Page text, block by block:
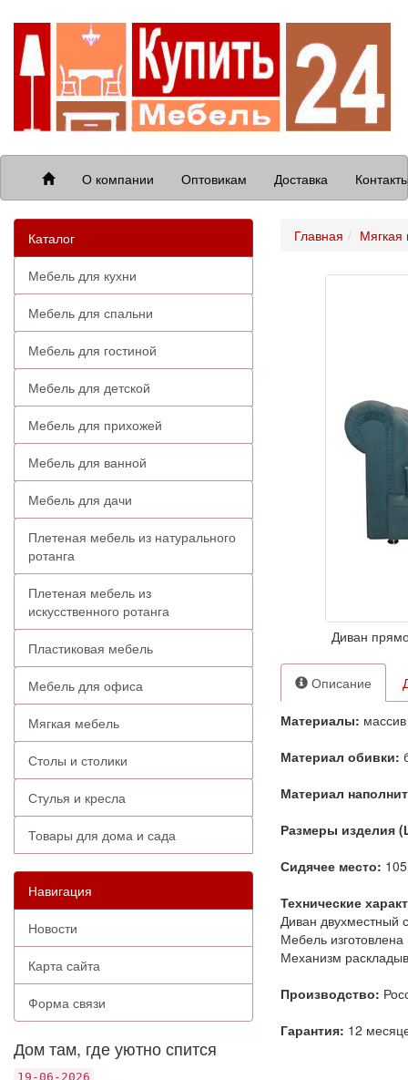
О компании Оптовикам Доставка
Каталог
Мебель для кухни
Мебель для спальни
Мебель для гостиной
Мебель для детской
Мебель для прихожей
Мебель для ванной
Мебель для дачи
Плетеная мебель из натурального
ротанга
Плетеная мебель из
искусственного ротанга
Пластиковая мебель
Мебель для офиса
Мягкая мебель
Столы и столики
Стулья и кресла
Товары для дома и сада
Навигация
Новости
Карта сайта
Форма связи
Дом там, где уютно спится
19-06-2026
Главная Мягкая
Диван
Описание
Материалы:
Материал обивки:
Материал
Размеры изделия
Сидячее место:
Технические
Диван двухместный
Мебель
Механизм
Производство:
Гарантия: 12